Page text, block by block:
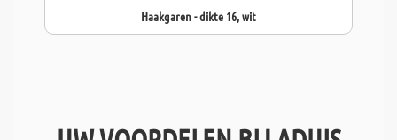
Haakgaren - dikte 16, wit